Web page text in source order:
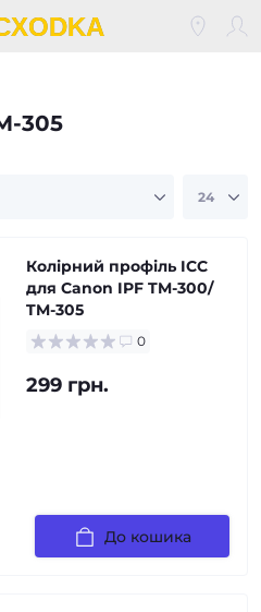
305
Колірний профіль ICC
для Canon IPF TM-300/
TM-305
0
299 грн.
До кошика